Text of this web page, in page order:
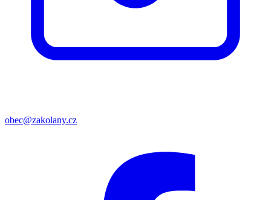
obec@zakolany.cz